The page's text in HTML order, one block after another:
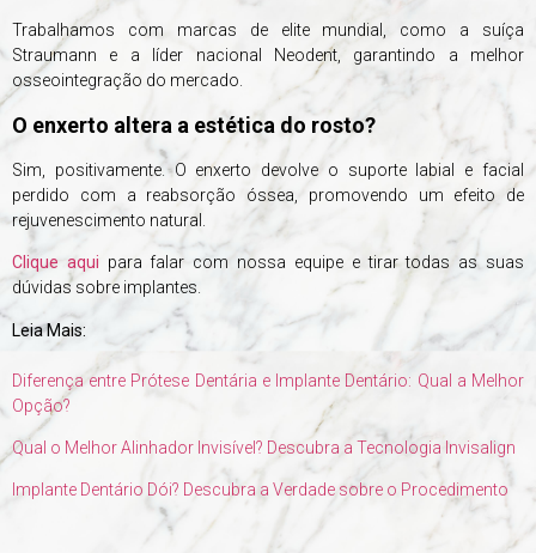
Trabalhamos com marcas de elite mundial, como a suíça
Straumann e a líder nacional Neodent, garantindo a melhor
osseointegração do mercado.
O enxerto altera a estética do rosto?
Sim, positivamente. O enxerto devolve o suporte labial e facial
perdido com a reabsorção óssea, promovendo um efeito de
rejuvenescimento natural.
Clique aqui para falar com nossa equipe e tirar todas as suas
dúvidas sobre implantes.
Leia Mais:
Diferença entre Prótese Dentária e Implante Dentário: Qual a Melhor
Opção?
Qual o Melhor Alinhador Invisível? Descubra a Tecnologia Invisalign
Implante Dentário Dói? Descubra a Verdade sobre o Procedimento